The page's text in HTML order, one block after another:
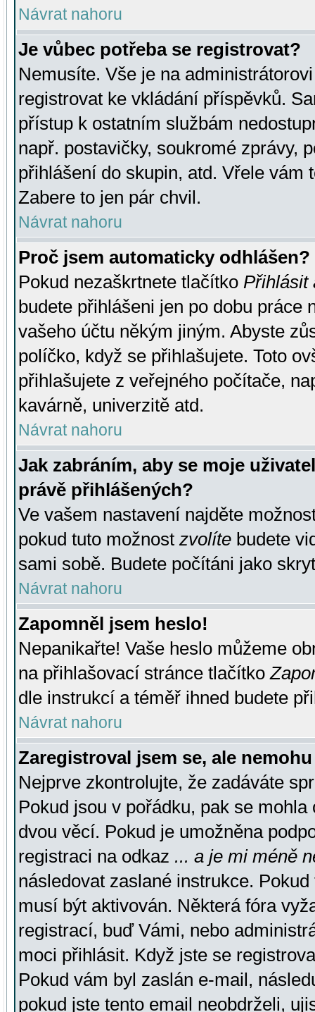
Návrat nahoru
Je vůbec potřeba se registrovat?
Nemusíte. Vše je na
registrovat ke vkládání příspěvků.
přístup k ostatním službám
např. postavičky, soukromé zprávy,
přihlášení do skupin, atd. Vřele vám
Zabere to jen pár chvil.
Návrat nahoru
Proč jsem automaticky odhlášen?
Pokud nezaškrtnete tlačítko Přihlásit
budete přihlášeni jen po dobu práce
vašeho účtu někým jiným. Abyste
políčko, když se přihlašujete. Toto
přihlašujete z veřejného počítače,
kavárně, univerzitě atd.
Návrat nahoru
Jak zabráním, aby se moje
právě přihlášených?
Ve vašem nastavení najděte
pokud tuto možnost zvolíte budete
sami sobě. Budete počítáni jako
Návrat nahoru
Zapomněl jsem heslo!
Nepanikařte! Vaše heslo můžeme
na přihlašovací stránce tlačítko
dle instrukcí a téměř ihned budete
Návrat nahoru
Zaregistroval jsem se, ale
Nejprve zkontrolujte, že zadáváte
Pokud jsou v pořádku, pak se
dvou věcí. Pokud je umožněna
registraci na odkaz ... a je mi méně
následovat zaslané instrukce.
musí být aktivován. Některá fóra
registrací, buď Vámi, nebo
moci přihlásit. Když jste se
Pokud vám byl zaslán e-mail,
pokud jste tento email neobdrželi,